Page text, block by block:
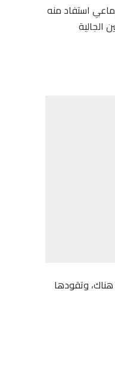
استفاد منه
الجالية
هناك، وتقودها